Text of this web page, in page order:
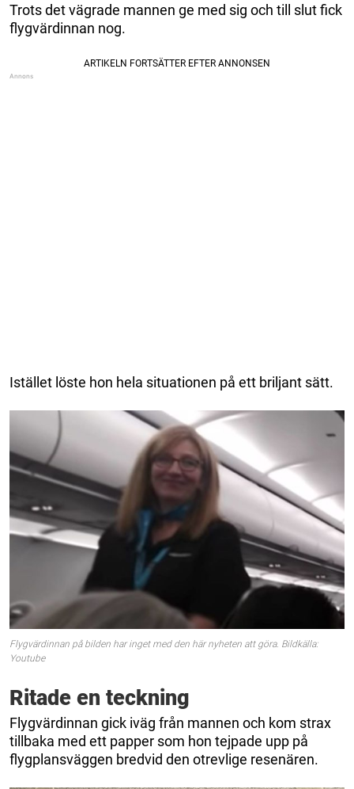
Trots det vägrade mannen ge med sig och till slut fick
flygvärdinnan nog.
Istället löste hon hela situationen på ett briljant sätt.
Flygvärdinnan på bilden har inget med den här nyheten att göra. Bildkälla:
Youtube
Ritade en teckning
Flygvärdinnan gick iväg från mannen och kom strax
tillbaka med ett papper som hon tejpade upp på
flygplansväggen bredvid den otrevlige resenären.